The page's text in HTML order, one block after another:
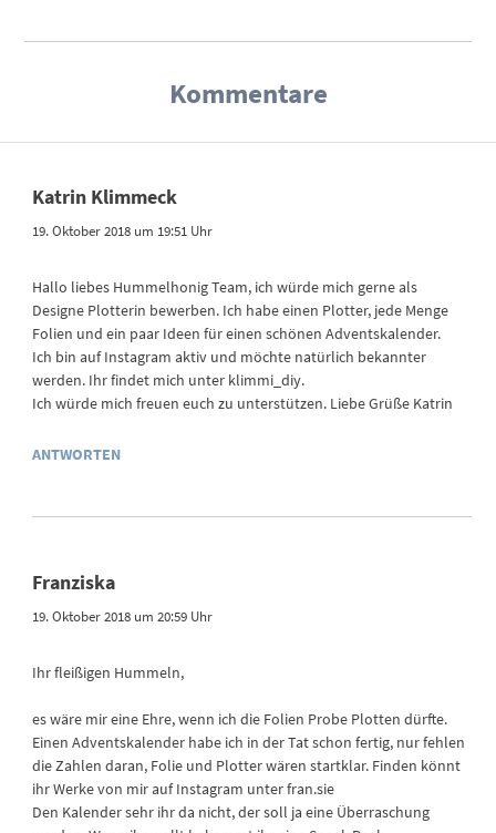
Kommentare
Katrin Klimmeck
19. Oktober 2018 um 19:51 Uhr
Hallo liebes Hummelhonig Team, ich würde mich gerne als
Designe Plotterin bewerben. Ich habe einen Plotter, jede Menge
Folien und ein paar Ideen für einen schönen Adventskalender.
Ich bin auf Instagram aktiv und möchte natürlich bekannter
werden. Ihr findet mich unter klimmi_diy.
Ich würde mich freuen euch zu unterstützen. Liebe Grüße Katrin
ANTWORTEN
Franziska
19. Oktober 2018 um 20:59 Uhr
Ihr fleißigen Hummeln,
es wäre mir eine Ehre, wenn ich die Folien Probe Plotten dürfte.
Einen Adventskalender habe ich in der Tat schon fertig, nur fehlen
die Zahlen daran, Folie und Plotter wären startklar. Finden könnt
ihr Werke von mir auf Instagram unter fran.sie
Den Kalender sehr ihr da nicht, der soll ja eine Überraschung